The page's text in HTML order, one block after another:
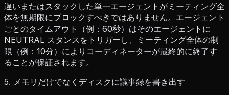
遅いまたはスタックした単一エージェントがミーティング全
体を無期限にブロックすべきではありません。エージェント
ごとのタイムアウト（例：60秒）はそのエージェントに
NEUTRAL スタンスをトリガーし、ミーティング全体の制
限（例：10分）によりコーディネーターが最終的に終了す
ることが保証されます。
5. メモリだけでなくディスクに議事録を書き出す